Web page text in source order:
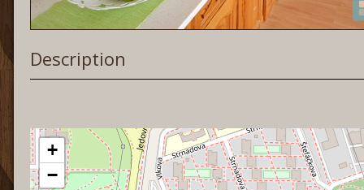
Description
+
−